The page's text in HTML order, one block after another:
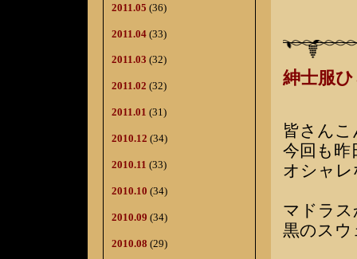
2011.05 (36)
2011.04 (33)
2011.03 (32)
2011.02 (32)
2011.01 (31)
2010.12 (34)
2010.11 (33)
2010.10 (34)
2010.09 (34)
2010.08 (29)
紳士服
皆さん
今回も昨
オシャ
マドラ
黒のスウ